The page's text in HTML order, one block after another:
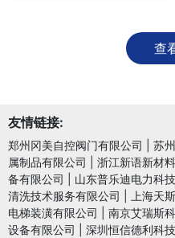
查
友情链接:
郑州冈美自控阀门有限公司 苏
属制品有限公司
浙江新语新材
备有限公司
山东普乐迪电力科
清洗技术服务有限公司
上海天
电梯装潢有限公司
南京艾瑞斯
设备有限公司
深圳恒信德利科